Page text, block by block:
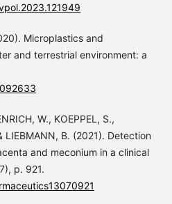
Microplastics and
and terrestrial environment: a
W., KOEPPEL, S.,
LIEBMANN, B. (2021). Detection
and meconium in a clinical
p. 921.